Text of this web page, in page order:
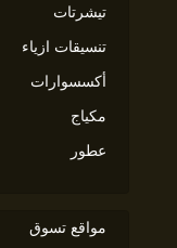
تيشرتات
تنسيقات ازياء
أكسسوارات
مكياج
عطور
مواقع تسوق